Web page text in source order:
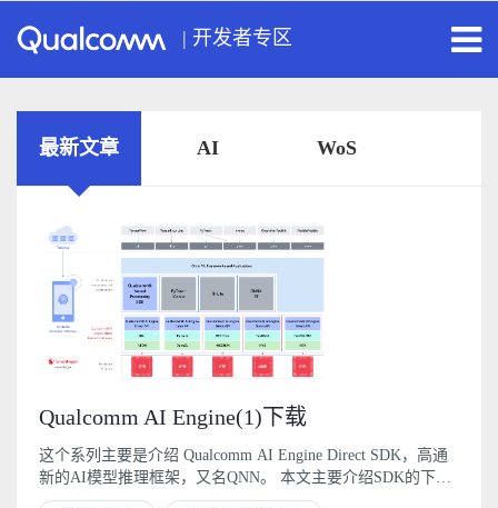
| 开发者专区
最新文章 AI WoS
Qualcomm AI Engine(1)下载
这个系列主要是介绍 Qualcomm AI Engine Direct SDK，高通
新的AI模型推理框架，又名QNN。 本文主要介绍SDK的下载
步骤